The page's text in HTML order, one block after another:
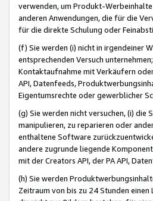
verwenden, um Produkt-
anderen Anwendungen, die für die
für die direkte Schulung oder
(f) Sie werden (i) nicht in irgendeiner
entsprechenden Versuch
Kontaktaufnahme mit Verkäufern
API, Datenfeeds,
Eigentumsrechte oder gewerblicher
(g) Sie werden nicht versuchen, (i)
manipulieren, zu reparieren oder
enthaltene Software
andere zugrunde liegende
mit der Creators API, der PA API,
(h) Sie werden
Zeitraum von bis zu 24 Stunden